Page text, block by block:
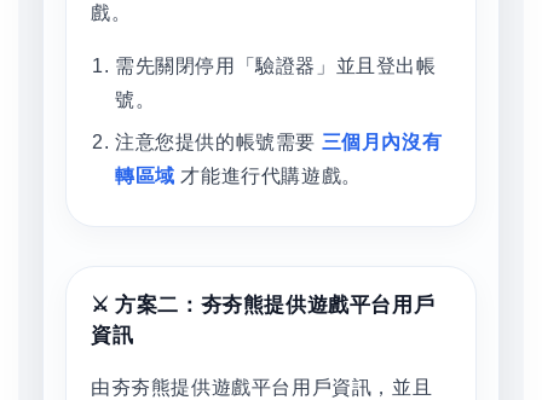
戲。
需先關閉停用「驗證器」並且登出帳
號。
注意您提供的帳號需要 三個月內沒有
轉區域 才能進行代購遊戲。
⚔️ 方案二：夯夯熊提供遊戲平台用戶
資訊
由夯夯熊提供遊戲平台用戶資訊，並且